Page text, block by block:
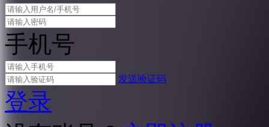
手机号
发送验证码
登录